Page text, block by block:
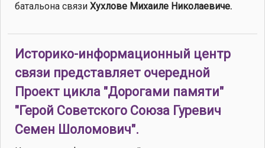
батальона связи Хухлове Михаиле Николаевиче.
Историко-информационный центр
связи представляет очередной
Проект цикла "Дорогами памяти"
"Герой Советского Союза Гуревич
Семен Шоломович".